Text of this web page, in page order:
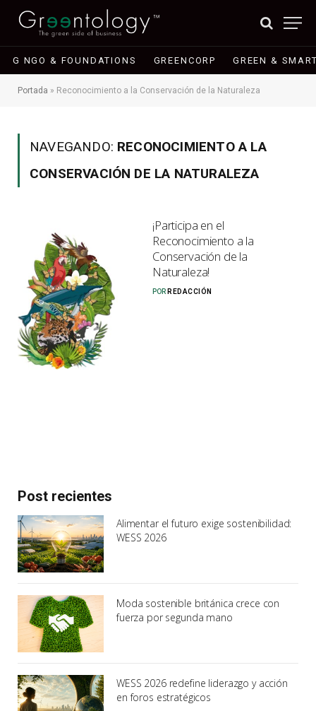
G NGO & FOUNDATIONS GREENCORP GREEN &
Portada » Reconocimiento a la Conservación de la Naturaleza
NAVEGANDO: RECONOCIMIENTO A LA
CONSERVACIÓN DE LA NATURALEZA
¡Participa en el
Reconocimiento a la
Conservación de la
Naturaleza!
POR REDACCIÓN
Post recientes
Alimentar el futuro exige sostenibilidad:
WESS 2026
Moda sostenible británica crece con
fuerza por segunda mano
WESS 2026 redefine liderazgo y acción
en foros estratégicos